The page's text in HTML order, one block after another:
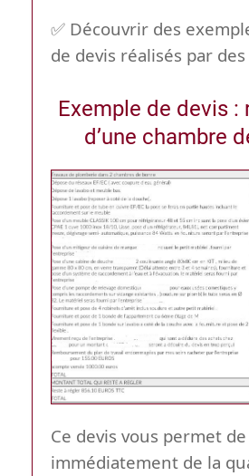
✅ Découvrir des
de devis réalisés par
Exemple de devis :
d’une chambre
Ce devis vous permet
immédiatement de la